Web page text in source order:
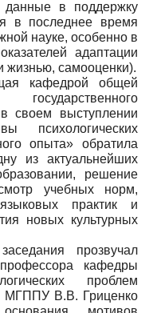
данные в поддержку
в последнее время
науке, особенно в
адаптации
жизнью, самооценки).
кафедрой общей
своем выступлении
психологических
опыта» обратила
из актуальнейших
решение
учебных норм,
практик и
новых культурных
прозвучал
кафедры
проблем
МГППУ В.В. Гриценко